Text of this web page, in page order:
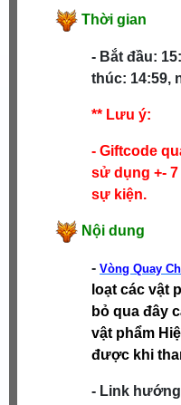
Thời gian
- Bắt đầu:
thúc: 14:59,
** Lưu ý:
- Giftcode
sử dụng +-
sự kiện.
Nội dung
-Vòng Quay
loạt các vật
bỏ qua đây
vật phẩm
được khi
- Link